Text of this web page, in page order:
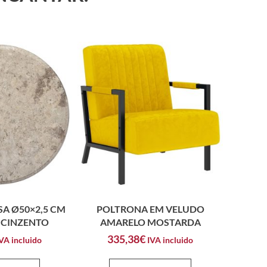
Ø50×2,5 CM
incluido
POLTRONA EM VELUDO
AMARELO MOSTARDA
335,38€ IVA incluido